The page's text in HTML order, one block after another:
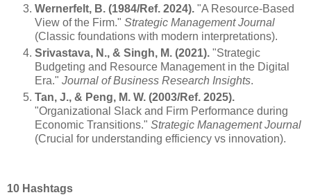
Wernerfelt, B. (1984/Ref. 2024). "A Resource-Based
View of the Firm." Strategic Management Journal
(Classic foundations with modern interpretations).
Srivastava, N., & Singh, M. (2021). "Strategic
Budgeting and Resource Management in the Digital
Era." Journal of Business Research Insights.
Tan, J., & Peng, M. W. (2003/Ref. 2025).
"Organizational Slack and Firm Performance during
Economic Transitions." Strategic Management Journal
(Crucial for understanding efficiency vs innovation).
10 Hashtags